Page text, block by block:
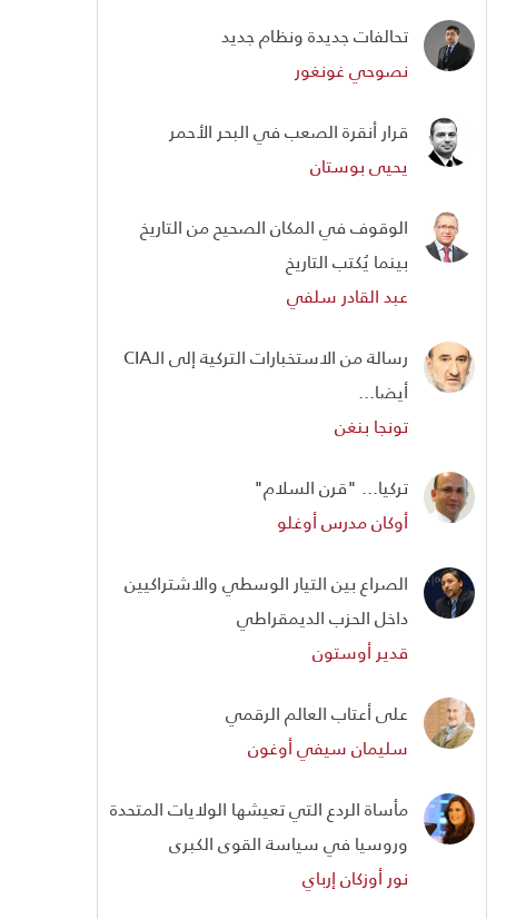
تحالفات جديدة ونظام جديد
نصوحي غونغور
قرار أنقرة الصعب في البحر الأحمر
يحيى بوستان
الوقوف في المكان الصحيح من التاريخ
بينما يُكتب التاريخ
عبد القادر سلفي
رسالة من الاستخبارات التركية إلى الـCIA
أيضا...
تونجا بنغن
تركيا... "قرن السلام"
أوكان مدرس أوغلو
الصراع بين التيار الوسطي والاشتراكيين
داخل الحزب الديمقراطي
قدير أوستون
على أعتاب العالم الرقمي
سليمان سيفي أوغون
مأساة الردع التي تعيشها الولايات المتحدة
وروسيا في سياسة القوى الكبرى
نور أوزكان إرباي